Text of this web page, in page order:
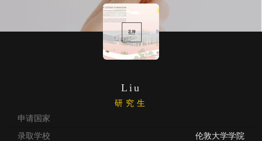
Liu
研究生
申请国家
录取学校
伦敦大学学院